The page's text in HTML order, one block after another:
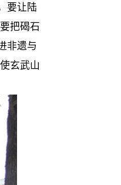
要让陆
把碣石
非遗与
玄武山